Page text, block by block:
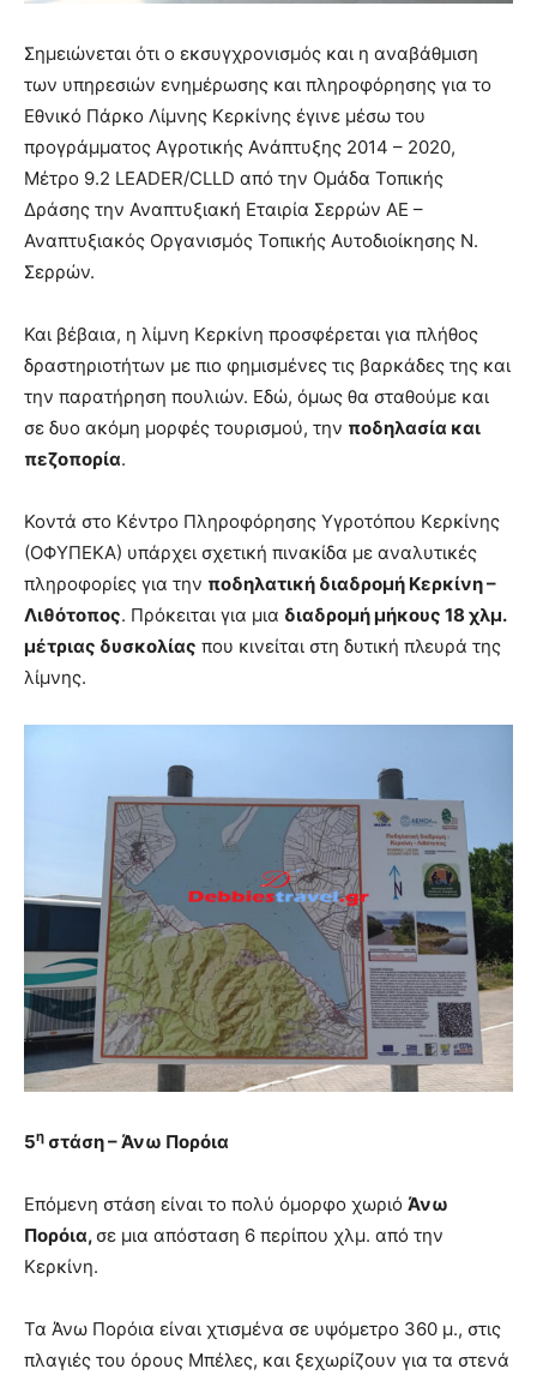
Σημειώνεται ότι ο εκσυγχρονισμός και η αναβάθμιση
των υπηρεσιών ενημέρωσης και πληροφόρησης για το
Εθνικό Πάρκο Λίμνης Κερκίνης έγινε μέσω του
προγράμματος Αγροτικής Ανάπτυξης 2014 – 2020,
Μέτρο 9.2 LEADER/CLLD από την Ομάδα Τοπικής
Δράσης την Αναπτυξιακή Εταιρία Σερρών ΑΕ –
Αναπτυξιακός Οργανισμός Τοπικής Αυτοδιοίκησης Ν.
Σερρών.
Και βέβαια, η λίμνη Κερκίνη προσφέρεται για πλήθος
δραστηριοτήτων με πιο φημισμένες τις βαρκάδες της και
την παρατήρηση πουλιών. Εδώ, όμως θα σταθούμε και
σε δυο ακόμη μορφές τουρισμού, την ποδηλασία και
πεζοπορία.
Κοντά στο Κέντρο Πληροφόρησης Υγροτόπου Κερκίνης
(ΟΦΥΠΕΚΑ) υπάρχει σχετική πινακίδα με αναλυτικές
πληροφορίες για την ποδηλατική διαδρομή Κερκίνη –
Λιθότοπος. Πρόκειται για μια διαδρομή μήκους 18 χλμ.
μέτριας δυσκολίας που κινείται στη δυτική πλευρά της
λίμνης.
5η στάση – Άνω Πορόια
Επόμενη στάση είναι το πολύ όμορφο χωριό Άνω
Πορόια, σε μια απόσταση 6 περίπου χλμ. από την
Κερκίνη.
Τα Άνω Πορόια είναι χτισμένα σε υψόμετρο 360 μ., στις
πλαγιές του όρους Μπέλες, και ξεχωρίζουν για τα στενά